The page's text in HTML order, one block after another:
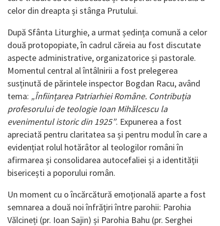
celor din dreapta și stânga Prutului.
După Sfânta Liturghie, a urmat ședința comună a celor
două protopopiate, în cadrul căreia au fost discutate
aspecte administrative, organizatorice și pastorale.
Momentul central al întâlnirii a fost prelegerea
susținută de părintele inspector Bogdan Racu, având
tema: „Înființarea Patriarhiei Române. Contribuția
profesorului de teologie Ioan Mihălcescu la
evenimentul istoric din 1925”. Expunerea a fost
apreciată pentru claritatea sa și pentru modul în care a
evidențiat rolul hotărâtor al teologilor români în
afirmarea și consolidarea autocefaliei și a identității
bisericești a poporului român.
Un moment cu o încărcătură emoțională aparte a fost
semnarea a două noi înfrățiri între parohii: Parohia
Vălcineți (pr. Ioan Sajin) și Parohia Bahu (pr. Serghei